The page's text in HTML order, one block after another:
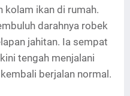
kolam ikan di rumah.
darahnya robek
jahitan. Ia sempat
tengah menjalani
berjalan normal.